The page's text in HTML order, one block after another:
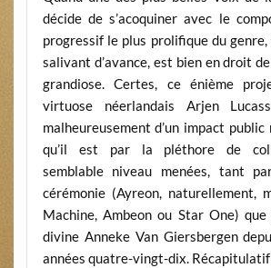
décide de s’acoquiner avec le
progressif le plus prolifique du
salivant d’avance, est bien en droit
grandiose. Certes, ce énième
virtuose néerlandais Arjen
malheureusement d’un impact
qu’il est par la pléthore de
semblable niveau menées, tant
cérémonie (Ayreon, naturellement,
Machine, Ambeon ou Star One)
divine Anneke Van Giersbergen
années quatre-vingt-dix.